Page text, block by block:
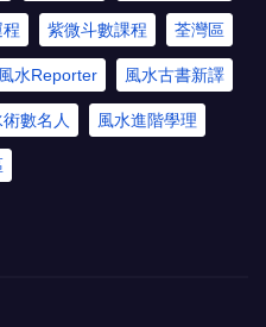
紫微斗數課程 荃灣區
風水Reporter 風水古書新譯
術數名人 風水進階學理